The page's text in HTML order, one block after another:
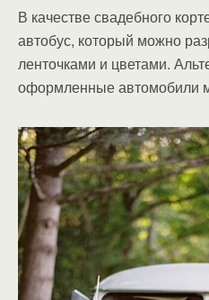
В качестве свадебного
автобус, который можно
ленточками и цветами.
оформленные автомобили